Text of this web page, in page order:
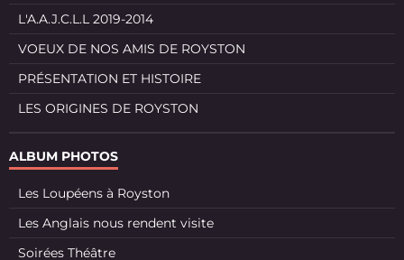
L'A.A.J.C.L.L 2019-2014
VOEUX DE NOS AMIS DE ROYSTON
PRÉSENTATION ET HISTOIRE
LES ORIGINES DE ROYSTON
ALBUM PHOTOS
Les Loupéens à Royston
Les Anglais nous rendent visite
Soirées Théâtre